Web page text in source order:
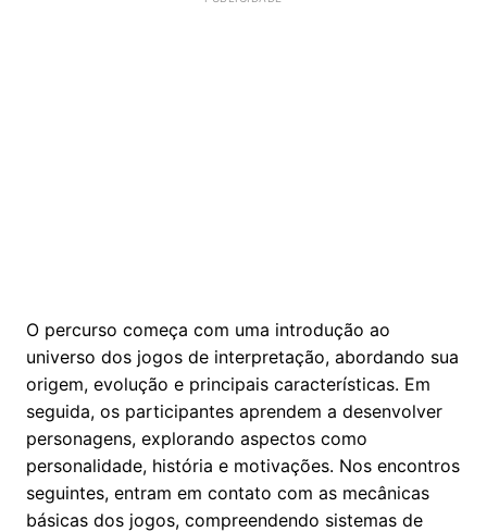
O percurso começa com uma introdução ao
universo dos jogos de interpretação, abordando sua
origem, evolução e principais características. Em
seguida, os participantes aprendem a desenvolver
personagens, explorando aspectos como
personalidade, história e motivações. Nos encontros
seguintes, entram em contato com as mecânicas
básicas dos jogos, compreendendo sistemas de